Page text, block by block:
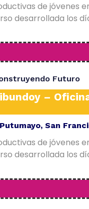
de jóvenes
desarrollada los
Futuro
–
Putumayo, San
de jóvenes
desarrollada los